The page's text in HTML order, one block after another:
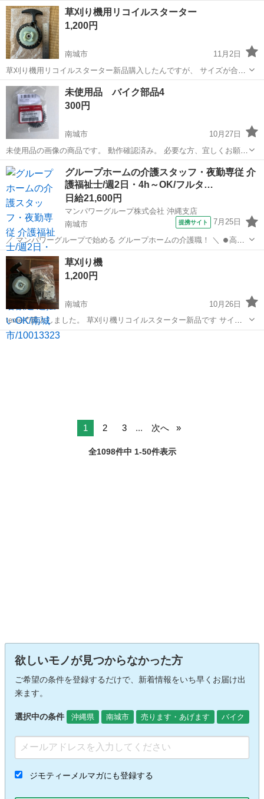
す。 スターターでかかります。
沖縄 南城市 首里駅 ホンダ
草刈り機用リコイルスターター
1,200円
南城市
11月2日
草刈り機用リコイルスターター新品購入したんですが、 サイズが合わ
ず、出品しました。新品です。 いかがでしょうか。
沖縄 南城市 その他 草刈り機
未使用品 バイク部品4
300円
南城市
10月27日
未使用品の画像の商品です。 動作確認済み。 必要な方、宜しくお願い
します。 倉庫から出てきました。どのバイク用かわかりません。わか
る方はお得です。 現物確認後に購入でお願いします😁 中古品の為、
3nでよろしくお願いします。😊
沖縄 バイク
グループホームの介護スタッフ・夜勤専従 介
護福祉士/週2日・4h～OK/フルタ…
日給21,600円
マンパワーグループ株式会社 沖縄支店
南城市
提携サイト 7月25日
／ マンパワーグループで始める グループホームの介護職！ ＼ ⏺️高時
給で稼げる！ ⏺️ライフスタイルに合わせて働ける！ ⏺️資格取得支援な
沖縄 南城市 医療
草刈り機
1,200円
南城市
10月26日
temeで購入しました。 草刈り機リコイルスターター新品です サイズ
が合わなかったので出品しました
沖縄 南城市
1 2 3 ... 次へ
全1098件中 1-50件表示
欲しいモノが見つからなかった方
ご希望の条件を登録するだけで、新着情報をいち早くお届け出
来ます。
選択中の条件 沖縄県 南城市 売ります・あげます バイク
ジモティーメルマガにも登録する